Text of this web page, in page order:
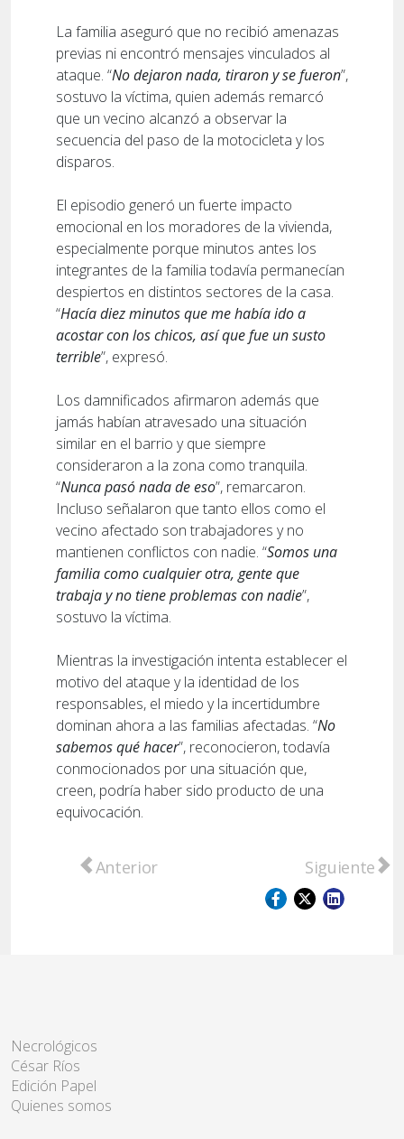
La familia aseguró que no recibió amenazas
previas ni encontró mensajes vinculados al
ataque. “No dejaron nada, tiraron y se fueron”,
sostuvo la víctima, quien además remarcó
que un vecino alcanzó a observar la
secuencia del paso de la motocicleta y los
disparos.
El episodio generó un fuerte impacto
emocional en los moradores de la vivienda,
especialmente porque minutos antes los
integrantes de la familia todavía permanecían
despiertos en distintos sectores de la casa.
“Hacía diez minutos que me había ido a
acostar con los chicos, así que fue un susto
terrible”, expresó.
Los damnificados afirmaron además que
jamás habían atravesado una situación
similar en el barrio y que siempre
consideraron a la zona como tranquila.
“Nunca pasó nada de eso”, remarcaron.
Incluso señalaron que tanto ellos como el
vecino afectado son trabajadores y no
mantienen conflictos con nadie. “Somos una
familia como cualquier otra, gente que
trabaja y no tiene problemas con nadie”,
sostuvo la víctima.
Mientras la investigación intenta establecer el
motivo del ataque y la identidad de los
responsables, el miedo y la incertidumbre
dominan ahora a las familias afectadas. “No
sabemos qué hacer”, reconocieron, todavía
conmocionados por una situación que,
creen, podría haber sido producto de una
equivocación.
Artículo anterior: Homicidio de Benjamín
Anterior Artículo
Siguiente
Necrológicos
César Ríos
Edición Papel
Quienes somos